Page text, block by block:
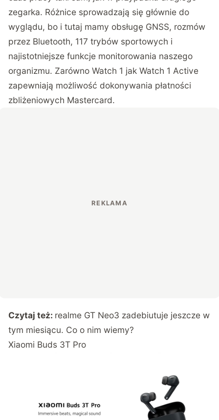
zegarka. Różnice sprowadzają się głównie do
wyglądu, bo i tutaj mamy obsługę GNSS, rozmów
przez Bluetooth, 117 trybów sportowych i
najistotniejsze funkcje monitorowania naszego
organizmu. Zarówno Watch 1 jak Watch 1 Active
zapewniają możliwość dokonywania płatności
zbliżeniowych Mastercard.
Czytaj też: realme GT Neo3 zadebiutuje jeszcze w
tym miesiącu. Co o nim wiemy?
Xiaomi Buds 3T Pro